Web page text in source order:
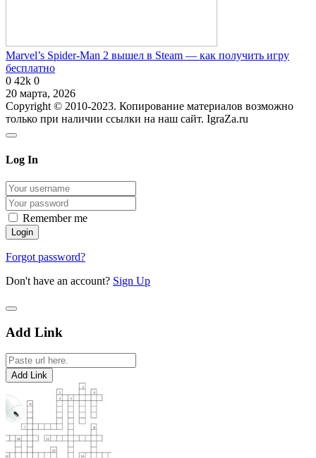
Marvel’s Spider-Man 2 вышел в Steam — как получить игру
бесплатно
0 42k 0
20 марта, 2026
Copyright © 2010-2023. Копирование материалов возможно
только при наличии ссылки на наш сайт. IgraZa.ru
Log In
Remember me
Forgot password?
Don't have an account? Sign Up
Add Link
Add Link